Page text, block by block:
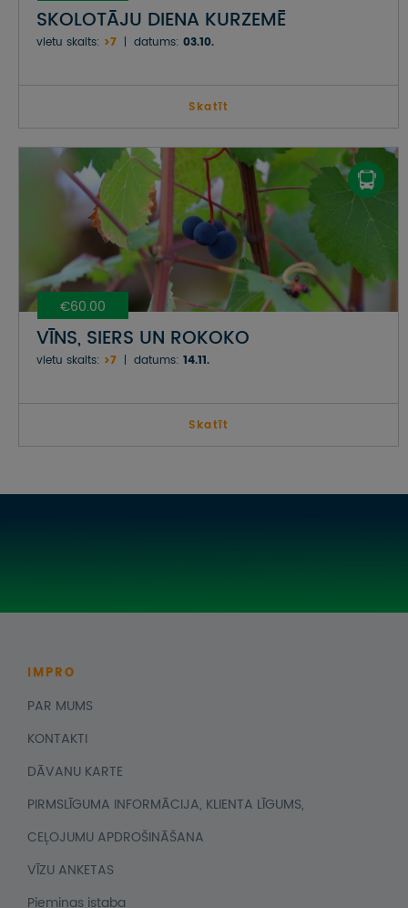
SKOLOTĀJU DIENA KURZEMĒ
vietu skaits: >7 datums: 03.10.
Skatīt
€60.00
VĪNS, SIERS UN ROKOKO
vietu skaits: >7 datums: 14.11.
Skatīt
IMPRO
PAR MUMS
KONTAKTI
DĀVANU KARTE
PIRMSLĪGUMA INFORMĀCIJA, KLIENTA LĪGUMS,
CEĻOJUMU APDROŠINĀŠANA
VĪZU ANKETAS
Piemiņas istaba